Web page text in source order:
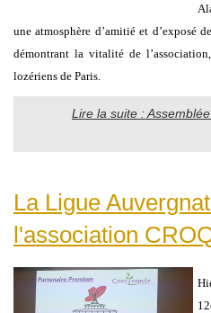
une atmosphère d’amitié et d’exposé
démontrant la vitalité de
lozériens de Paris.
Lire la suite :
La Ligue
l'association